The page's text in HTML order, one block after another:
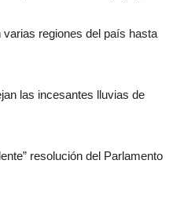
regiones del país hasta
las incesantes lluvias de
resolución del Parlamento